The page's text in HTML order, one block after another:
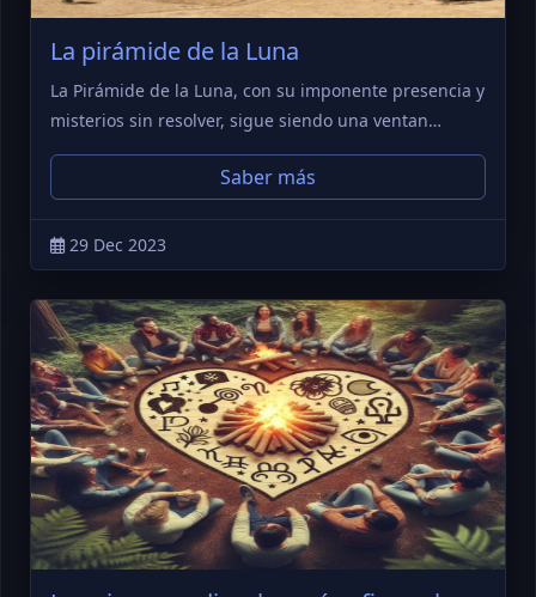
La pirámide de la Luna
La Pirámide de la Luna, con su imponente presencia y
misterios sin resolver, sigue siendo una ventan…
Saber más
29 Dec 2023